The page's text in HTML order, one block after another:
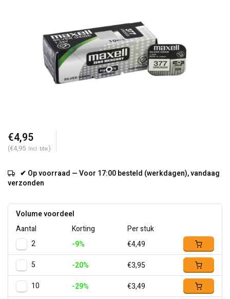
€4,95
(€4,95 Incl. btw)
✔ Op voorraad — Voor 17:00 besteld (werkdagen), vandaag
verzonden
Volume voordeel
Aantal
Korting
Per stuk
2
-9%
€4,49
5
-20%
€3,95
10
-29%
€3,49